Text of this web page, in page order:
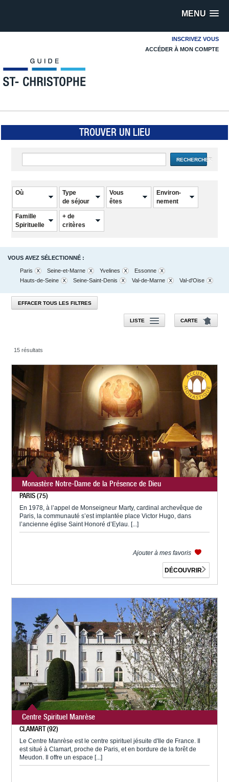
MENU
INSCRIVEZ VOUS
ACCÉDER À MON COMPTE
TROUVER UN LIEU
RECHERCHER
Où
Type
de séjour
Vous
êtes
Environ-
nement
Famille
Spirituelle
+ de
critères
VOUS AVEZ SÉLECTIONNÉ :
Paris Seine-et-Marne Yvelines
Essonne
Hauts-de-Seine
Seine-Saint-Denis Val-de-Marne Val-d'Oise
EFFACER TOUS LES FILTRES
LISTE CARTE
15 résultats
Monastère Notre-Dame de la Présence de Dieu
PARIS (75)
En 1978, à l’appel de Monseigneur Marty, cardinal archevêque de
Paris, la communauté s’est implantée place Victor Hugo, dans
l’ancienne église Saint Honoré d’Eylau. [...]
Ajouter à mes favoris
DÉCOUVRIR
Centre Spirituel Manrèse
CLAMART (92)
Le Centre Manrèse est le centre spirituel jésuite d'Ile de France. Il
est situé à Clamart, proche de Paris, et en bordure de la forêt de
Meudon. Il offre un espace [...]